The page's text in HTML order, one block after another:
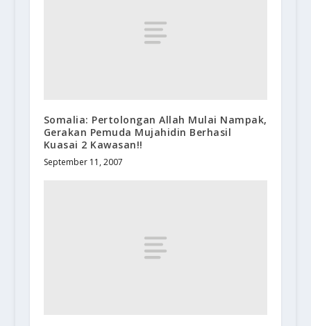
Somalia: Pertolongan Allah Mulai Nampak,
Gerakan Pemuda Mujahidin Berhasil
Kuasai 2 Kawasan!!
September 11, 2007